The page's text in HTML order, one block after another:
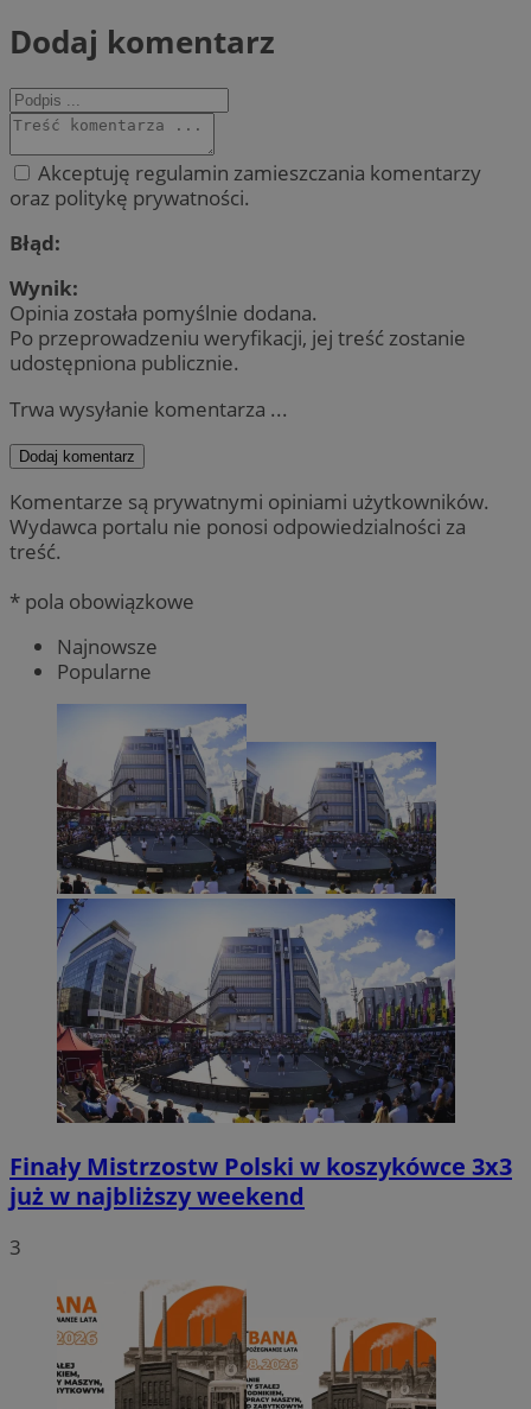
Dodaj komentarz
Akceptuję regulamin zamieszczania komentarzy
oraz politykę prywatności.
Błąd:
Wynik:
Opinia została pomyślnie dodana.
Po przeprowadzeniu weryfikacji, jej treść zostanie
udostępniona publicznie.
Trwa wysyłanie komentarza ...
Dodaj komentarz
Komentarze są prywatnymi opiniami użytkowników.
Wydawca portalu nie ponosi odpowiedzialności za
treść.
* pola obowiązkowe
Najnowsze
Popularne
Finały Mistrzostw Polski w koszykówce 3x3
już w najbliższy weekend
3